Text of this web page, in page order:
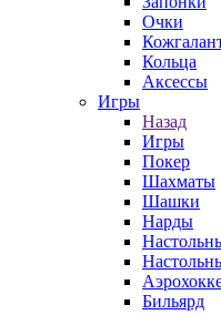
Очки
Кольца
Аксессы
Игры
Назад
Игры
Покер
Шахматы
Шашки
Нарды
Бильярд